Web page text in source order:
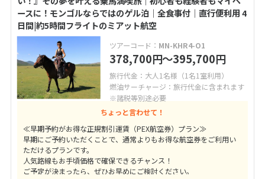
ースに！モンゴルならではのゲル泊｜全食事付｜直行便利用 4
日間|約5時間フライトのミアット航空
ツアーコード： MN-KHR4-O1
378,700円〜395,700円
旅行代金：大人1名様（1名1室利用）
燃油サーチャージ：旅行代金に含まれます
※諸税等別途必要
ちょっと言わせて！
≪早期予約がお得な正規割引運賃（PEX航空券）プラン≫
早期にご予約いただくことで、通常よりもお得な航空券をご利用い
ただけるプランです。
人気路線もお手頃価格で確保できるチャンス！
ご予定が決まったら、ぜひお早めにご検討ください。